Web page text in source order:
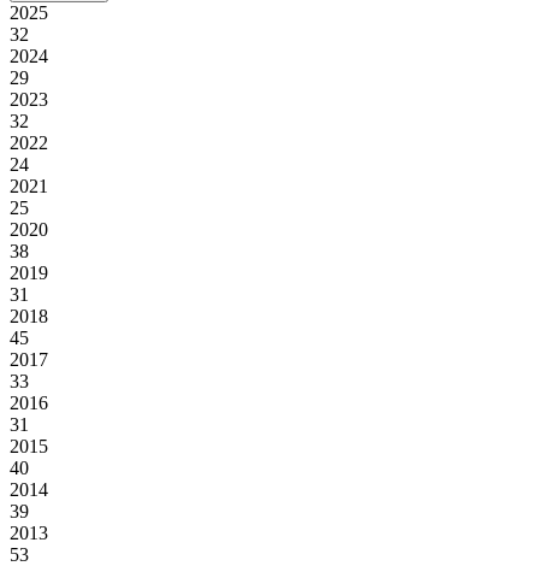
2025
32
2024
29
2023
32
2022
24
2021
25
2020
38
2019
31
2018
45
2017
33
2016
31
2015
40
2014
39
2013
53